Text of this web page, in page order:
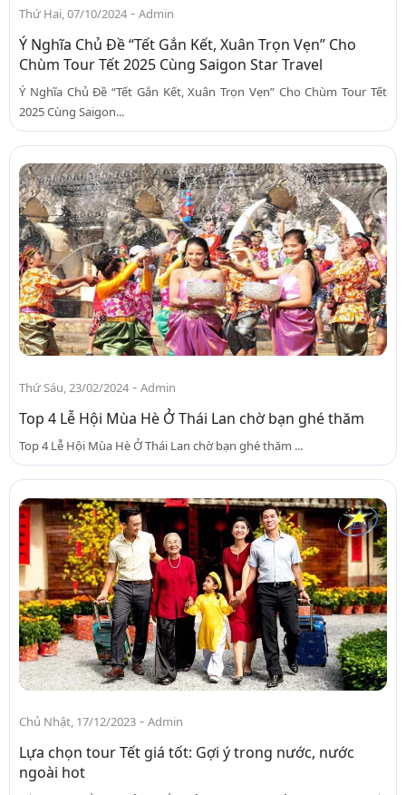
Thứ Hai, 07/10/2024 - Admin
Ý Nghĩa Chủ Đề “Tết Gắn Kết, Xuân Trọn Vẹn” Cho
Chùm Tour Tết 2025 Cùng Saigon Star Travel
Ý Nghĩa Chủ Đề “Tết Gắn Kết, Xuân Trọn Vẹn” Cho Chùm Tour Tết
2025 Cùng Saigon...
Thứ Sáu, 23/02/2024 - Admin
Top 4 Lễ Hội Mùa Hè Ở Thái Lan chờ bạn ghé thăm
Top 4 Lễ Hội Mùa Hè Ở Thái Lan chờ bạn ghé thăm ...
Chủ Nhật, 17/12/2023 - Admin
Lựa chọn tour Tết giá tốt: Gợi ý trong nước, nước
ngoài hot